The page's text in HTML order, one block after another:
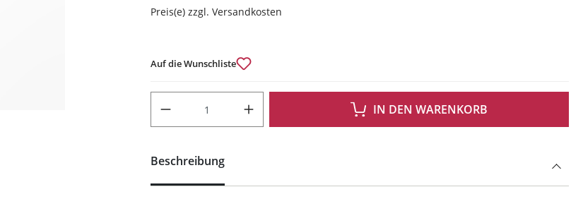
Preis(e) zzgl. Versandkosten
Auf die Wunschliste
IN DEN WARENKORB
Beschreibung